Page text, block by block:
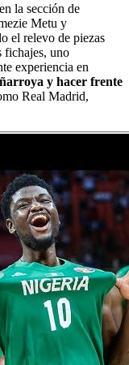
la sección de
Metu y
el relevo de piezas
fichajes, uno
experiencia en
y hacer frente
Real Madrid,